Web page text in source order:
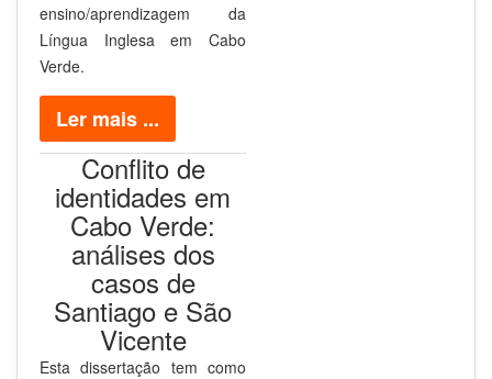
ensino/aprendizagem da
Língua Inglesa em Cabo
Verde.
Ler mais ...
Conflito de
identidades em
Cabo Verde:
análises dos
casos de
Santiago e São
Vicente
Esta dissertação tem como